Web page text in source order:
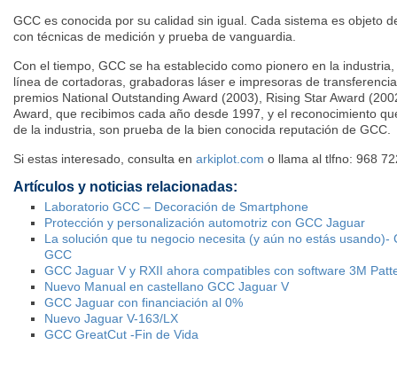
GCC es conocida por su calidad sin igual. Cada sistema es objeto
con técnicas de medición y prueba de vanguardia.
Con el tiempo, GCC se ha establecido como pionero en la
línea de cortadoras, grabadoras láser e impresoras de
premios National Outstanding Award (2003), Rising Star Award
Award, que recibimos cada año desde 1997, y el reconocimiento
de la industria, son prueba de la bien conocida reputación de GCC.
Si estas interesado, consulta en arkiplot.com o llama al tlfno: 968
Artículos y noticias relacionadas:
Laboratorio GCC – Decoración de Smartphone
Protección y personalización automotriz con GCC Jaguar
La solución que tu negocio necesita (y aún no estás usando)-
GCC
GCC Jaguar V y RXII ahora compatibles con software 3M
Nuevo Manual en castellano GCC Jaguar V
GCC Jaguar con financiación al 0%
Nuevo Jaguar V-163/LX
GCC GreatCut -Fin de Vida